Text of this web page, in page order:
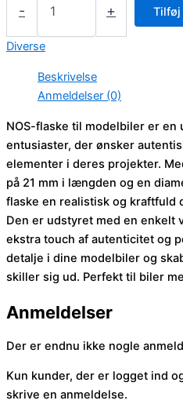
-
flaske
+
Diverse
Beskrivelse
Anmeldelser (0)
NOS-flaske til modelbiler er
entusiaster, der ønsker
elementer i deres projekter.
på 21 mm i længden og en
flaske en realistisk og kraftfuld
Den er udstyret med en enkelt
ekstra touch af autenticitet og
detalje i dine modelbiler og
skiller sig ud. Perfekt til biler
Anmeldelser
Der er endnu ikke nogle
Kun kunder, der er logget ind
skrive en anmeldelse.